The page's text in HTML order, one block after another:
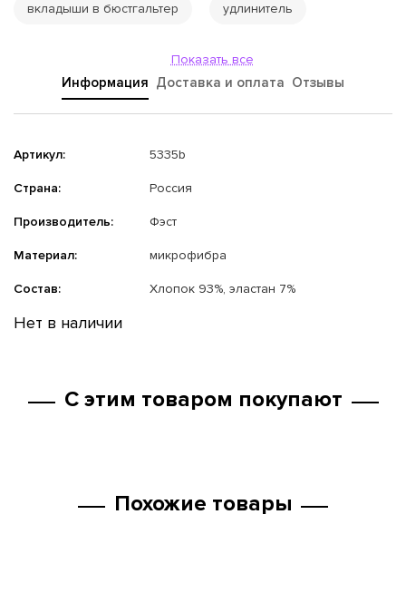
вкладыши в бюстгальтер удлинитель
Показать все
Информация Доставка и оплата Отзывы
Артикул: 5335b
Страна: Россия
Производитель: Фэст
Материал: микрофибра
Состав: Хлопок 93%, эластан 7%
Нет в наличии
С этим товаром покупают
Похожие товары